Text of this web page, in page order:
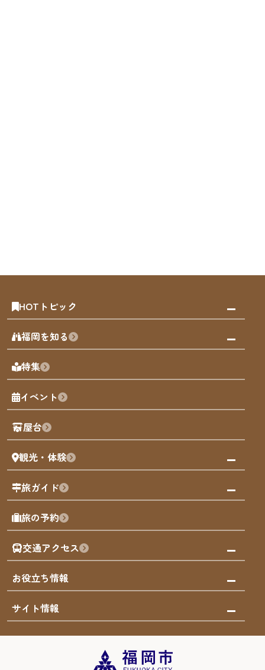
HOTトピック
みんなの旅行記
天神エリア
博多旧市街
福岡城
歴史・文化
福岡を知る
福岡の見どころ
福岡の魅力
観光カレンダー
観光PR動画
まち歩き
福岡グルメ
福岡を楽しむ
福岡のアート
福岡のナイトタイム
福岡の歴史・文化
サステナブルツーリズム
福岡検定
よかなび音声ガイド
特集
イベント
屋台
観光・体験
観る・遊ぶ
屋台
買う
体験
泊まる
旅ガイド
モデルコース
AIおまかせコース
オリジナルプラン
みんなの旅行記
旅の予約
交通アクセス
市内交通ガイド
お得なチケット
お役立ち情報
お知らせ
災害情報
サイト情報
まち歩き・体験プログラム掲載申込